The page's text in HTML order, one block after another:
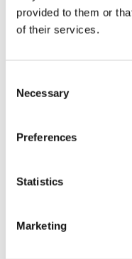
provided to them or
of their services.
Selection
Necessary
Preferences
Statistics
Marketing
Gr8 Hotel
Fliegen Sie
Dann sollten